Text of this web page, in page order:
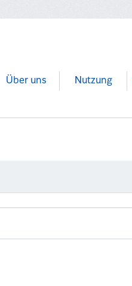
Über uns Nutzung